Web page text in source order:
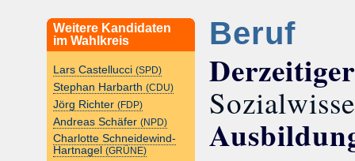
Weitere Kandidaten
im Wahlkreis
Lars Castellucci (SPD)
Stephan Harbarth (CDU)
Jörg Richter (FDP)
Andreas Schäfer (NPD)
Charlotte Schneidewind-
Hartnagel (GRÜNE)
Beruf